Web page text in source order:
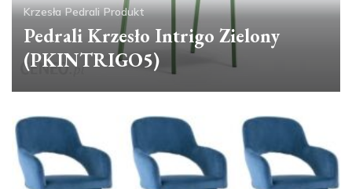
Krzesła Pedrali Produkt
Pedrali Krzesło Intrigo Zielony
(PKINTRIGO5)